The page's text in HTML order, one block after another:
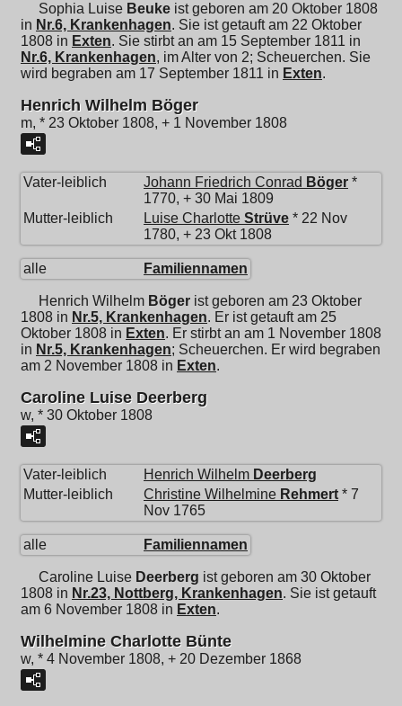
Sophia Luise Beuke ist geboren am 20 Oktober 1808
in Nr.6, Krankenhagen. Sie ist getauft am 22 Oktober
1808 in Exten. Sie stirbt an am 15 September 1811 in
Nr.6, Krankenhagen, im Alter von 2; Scheuerchen. Sie
wird begraben am 17 September 1811 in Exten.
Henrich Wilhelm Böger
m, * 23 Oktober 1808, + 1 November 1808
Vater-leiblich Johann Friedrich Conrad Böger *
1770, + 30 Mai 1809
Mutter-leiblich
Luise Charlotte Strüve * 22 Nov
1780, + 23 Okt 1808
alle Familiennamen
Henrich Wilhelm Böger ist geboren am 23 Oktober
1808 in Nr.5, Krankenhagen. Er ist getauft am 25
Oktober 1808 in Exten. Er stirbt an am 1 November 1808
in Nr.5, Krankenhagen; Scheuerchen. Er wird begraben
am 2 November 1808 in Exten.
Caroline Luise Deerberg
w, * 30 Oktober 1808
Vater-leiblich Henrich Wilhelm Deerberg
Mutter-leiblich
Christine Wilhelmine Rehmert * 7
Nov 1765
alle Familiennamen
Caroline Luise Deerberg ist geboren am 30 Oktober
1808 in Nr.23, Nottberg, Krankenhagen. Sie ist getauft
am 6 November 1808 in Exten.
Wilhelmine Charlotte Bünte
w, * 4 November 1808, + 20 Dezember 1868